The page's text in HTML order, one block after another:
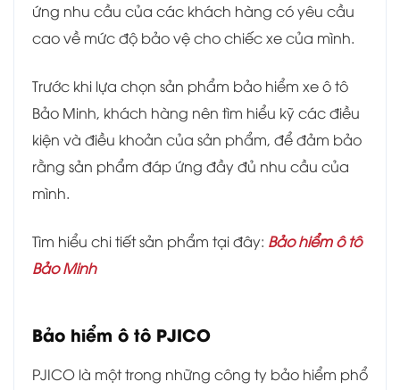
ứng nhu cầu của các khách hàng có yêu cầu
cao về mức độ bảo vệ cho chiếc xe của mình.
Trước khi lựa chọn sản phẩm bảo hiểm xe ô tô
Bảo Minh, khách hàng nên tìm hiểu kỹ các điều
kiện và điều khoản của sản phẩm, để đảm bảo
rằng sản phẩm đáp ứng đầy đủ nhu cầu của
mình.
Tìm hiểu chi tiết sản phẩm tại đây: Bảo hiểm ô tô
Bảo Minh
Bảo hiểm ô tô PJICO
PJICO là một trong những công ty bảo hiểm phổ